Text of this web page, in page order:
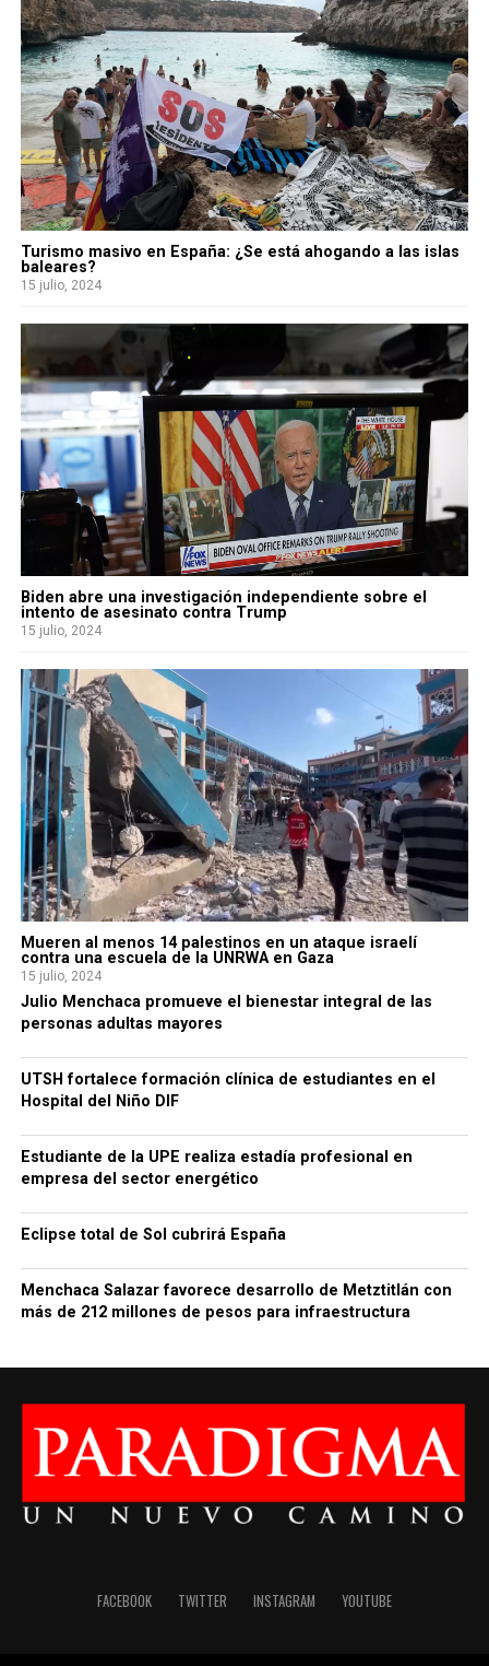
Turismo masivo en España: ¿Se está ahogando a las islas
baleares?
15 julio, 2024
Biden abre una investigación independiente sobre el
intento de asesinato contra Trump
15 julio, 2024
Mueren al menos 14 palestinos en un ataque israelí
contra una escuela de la UNRWA en Gaza
15 julio, 2024
Julio Menchaca promueve el bienestar integral de las
personas adultas mayores
UTSH fortalece formación clínica de estudiantes en el
Hospital del Niño DIF
Estudiante de la UPE realiza estadía profesional en
empresa del sector energético
Eclipse total de Sol cubrirá España
Menchaca Salazar favorece desarrollo de Metztitlán con
más de 212 millones de pesos para infraestructura
FACEBOOK TWITTER INSTAGRAM YOUTUBE